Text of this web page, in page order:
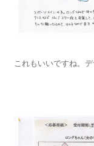
これもいいですね。